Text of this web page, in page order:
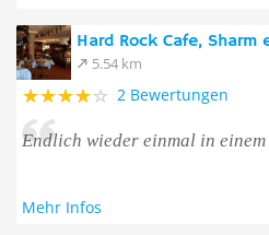
Hard Rock Cafe, Sharm
5.54 km
2 Bewertungen
Endlich wieder einmal in
Mehr Infos